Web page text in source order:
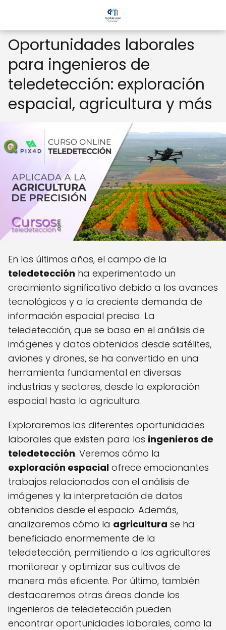
Oportunidades laborales
para ingenieros de
teledetección: exploración
espacial, agricultura y más
En los últimos años, el campo de la
teledetección ha experimentado un
crecimiento significativo debido a los avances
tecnológicos y a la creciente demanda de
información espacial precisa. La
teledetección, que se basa en el análisis de
imágenes y datos obtenidos desde satélites,
aviones y drones, se ha convertido en una
herramienta fundamental en diversas
industrias y sectores, desde la exploración
espacial hasta la agricultura.
Exploraremos las diferentes oportunidades
laborales que existen para los ingenieros de
teledetección. Veremos cómo la
exploración espacial ofrece emocionantes
trabajos relacionados con el análisis de
imágenes y la interpretación de datos
obtenidos desde el espacio. Además,
analizaremos cómo la agricultura se ha
beneficiado enormemente de la
teledetección, permitiendo a los agricultores
monitorear y optimizar sus cultivos de
manera más eficiente. Por último, también
destacaremos otras áreas donde los
ingenieros de teledetección pueden
encontrar oportunidades laborales, como la